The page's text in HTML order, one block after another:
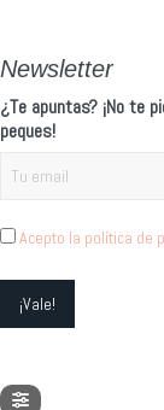
Newsletter
¿Te apuntas? ¡No te
peques!
Acepto la política de